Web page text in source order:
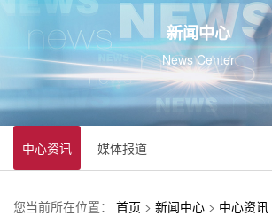
新闻中心
News Center
中心资讯 媒体报道
您当前所在位置： 首页 > 新闻中心 > 中心资讯